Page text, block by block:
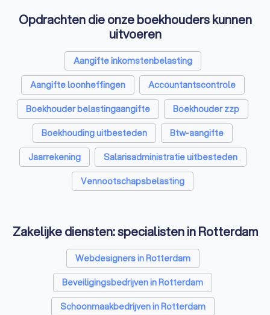
Opdrachten die onze boekhouders kunnen
uitvoeren
Aangifte inkomstenbelasting
Aangifte loonheffingen
Accountantscontrole
Boekhouder belastingaangifte
Boekhouder zzp
Boekhouding uitbesteden
Btw-aangifte
Jaarrekening
Salarisadministratie uitbesteden
Vennootschapsbelasting
Zakelijke diensten: specialisten in Rotterdam
Webdesigners in Rotterdam
Beveiligingsbedrijven in Rotterdam
Schoonmaakbedrijven in Rotterdam